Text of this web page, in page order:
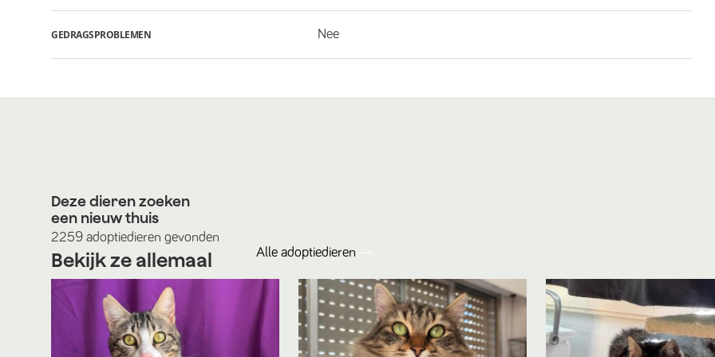
GEDRAGSPROBLEMEN Nee
Deze dieren zoeken
een nieuw thuis
2259 adoptiedieren gevonden
Bekijk ze allemaal Alle adoptiedieren